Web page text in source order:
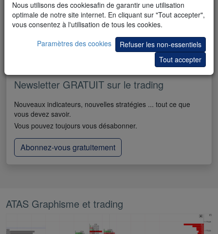
Newsletter GRATUIT sur le trading
Nouveaux indicateurs, nouvelles stratégies ... tout ce que
vous devez savoir.
Vous pouvez toujours vous désabonner.
Abonnez-vous gratuitement
ATAS Graphisme et trading
Nous utilisons des cookiesafin de garantir une utilisation
optimale de notre site internet. En cliquant sur "Tout accepter",
vous consentez à l'utilisation de tous les cookies.
Paramètres des cookies
Refuser les non-essentiels
Tout accepter